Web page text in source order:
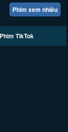
Phim xem nhiều
TikTok